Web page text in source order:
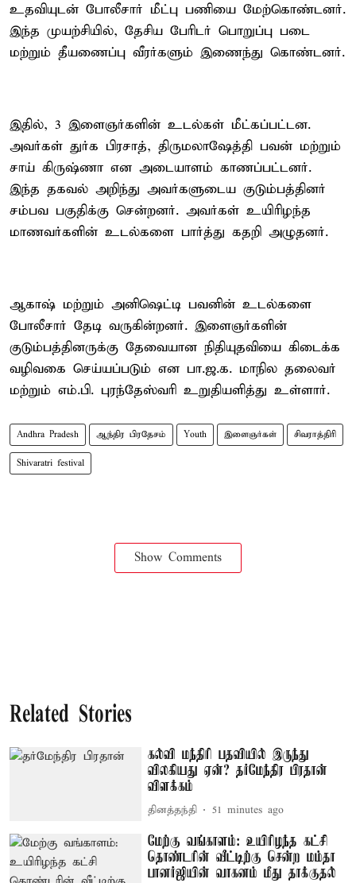
உதவியுடன் போலீசார் மீட்பு பணியை மேற்கொண்டனர்.
இந்த முயற்சியில், தேசிய பேரிடர் பொறுப்பு படை
மற்றும் தீயணைப்பு வீரர்களும் இணைந்து கொண்டனர்.
இதில், 3 இளைஞர்களின் உடல்கள் மீட்கப்பட்டன.
அவர்கள் துர்க பிரசாத், திருமலாஷேத்தி பவன் மற்றும்
சாய் கிருஷ்ணா என அடையாளம் காணப்பட்டனர்.
இந்த தகவல் அறிந்து அவர்களுடைய குடும்பத்தினர்
சம்பவ பகுதிக்கு சென்றனர். அவர்கள் உயிரிழந்த
மாணவர்களின் உடல்களை பார்த்து கதறி அழுதனர்.
ஆகாஷ் மற்றும் அனிஷெட்டி பவனின் உடல்களை
போலீசார் தேடி வருகின்றனர். இளைஞர்களின்
குடும்பத்தினருக்கு தேவையான நிதியுதவியை கிடைக்க
வழிவகை செய்யப்படும் என பா.ஜ.க. மாநில தலைவர்
மற்றும் எம்.பி. புரந்தேஸ்வரி உறுதியளித்து உள்ளார்.
Andhra Pradesh ஆந்திர பிரதேசம் Youth இளைஞர்கள் சிவராத்திரி
Shivaratri festival
Show Comments
Related Stories
கல்வி மந்திரி பதவியில் இருந்து
விலகியது ஏன்? தர்மேந்திர பிரதான்
விளக்கம்
தினத்தந்தி 51 minutes ago
மேற்கு வங்காளம்: உயிரிழந்த கட்சி
தொண்டரின் வீட்டிற்கு சென்ற மம்தா
பானர்ஜியின் வாகனம் மீது தாக்குதல்